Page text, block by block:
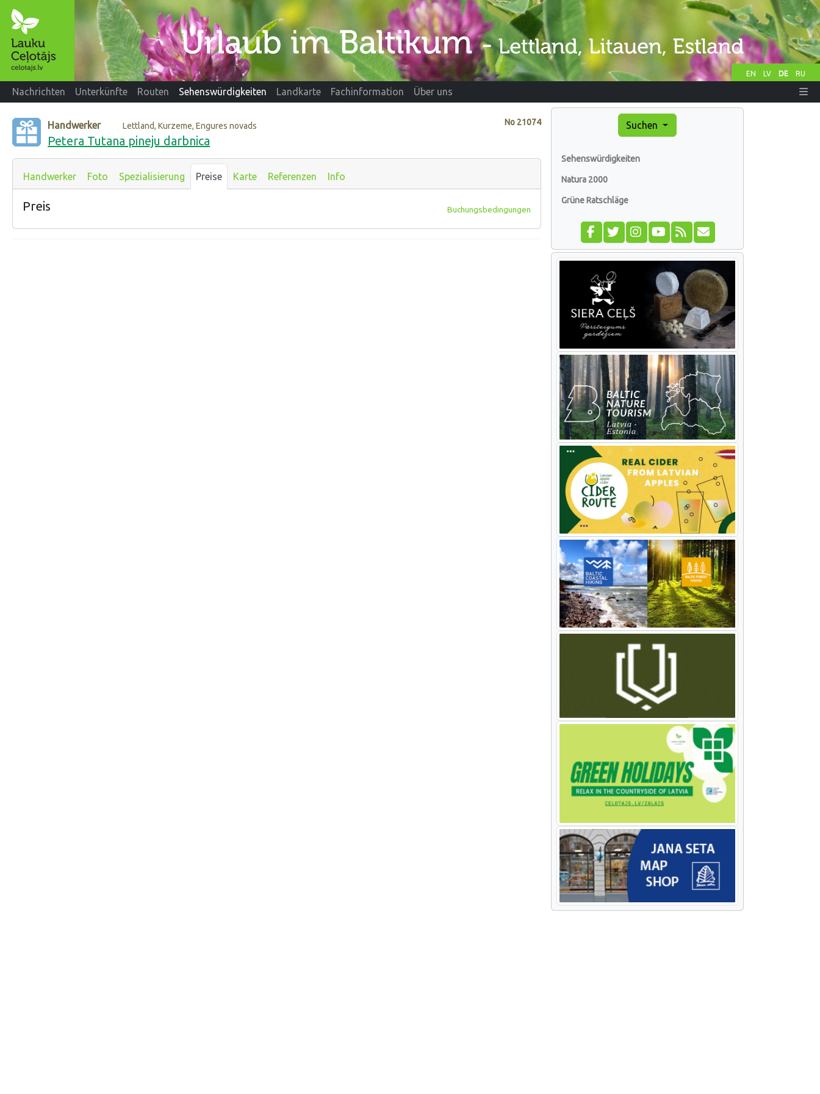
EN LV DE RU
Nachrichten Unterkünfte Routen Sehenswürdigkeiten Landkarte Fachinformation Über uns
No 21074
Handwerker Lettland, Kurzeme, Engures novads
Petera Tutana pineju darbnica
Handwerker Foto Spezialisierung Preise Karte Referenzen Info
Preis Buchungsbedingungen
Suchen
Sehenswürdigkeiten
Natura 2000
Grüne Ratschläge